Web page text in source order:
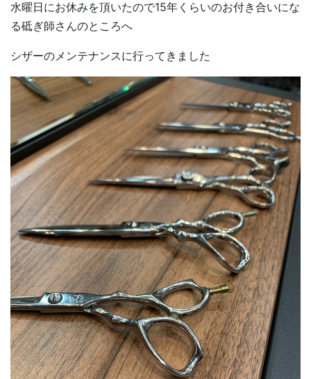
水曜日にお休みを頂いたので15年くらいのお付き合いにな
る砥ぎ師さんのところへ
シザーのメンテナンスに行ってきました